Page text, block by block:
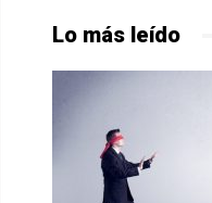
Lo más leído